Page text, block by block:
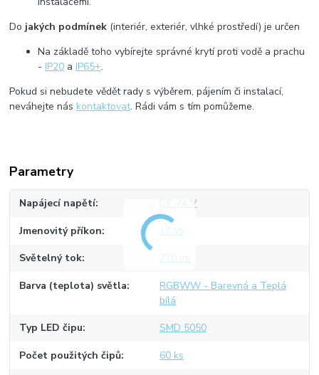
Do jakých podmínek (interiér, exteriér, vlhké prostředí) je určen
Na základě toho vybírejte správné krytí proti vodě a prachu
- IP20 a IP65+.
Pokud si nebudete vědět rady s výběrem, pájením či instalací,
neváhejte nás kontaktovat. Rádi vám s tím pomůžeme.
Parametry
Napájecí napětí DC 24 V
Jmenovitý příkon 17 W
Světelný tok 720 lm
Barva (teplota) světla
RGBWW - Barevná a Teplá
bílá
Typ LED čipu SMD 5050
Počet použitých čipů 60 ks